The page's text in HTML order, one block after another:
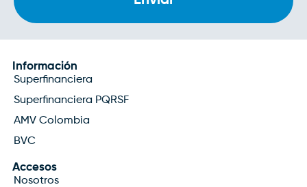
Información
Superfinanciera
Superfinanciera PQRSF
AMV Colombia
BVC
Accesos
Nosotros